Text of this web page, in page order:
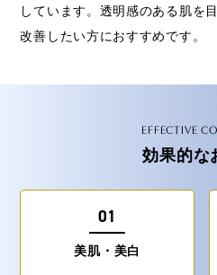
しています。透明感のある肌を
改善したい方におすすめです。
EFFECTIVE
効果的な
01
美肌・美白